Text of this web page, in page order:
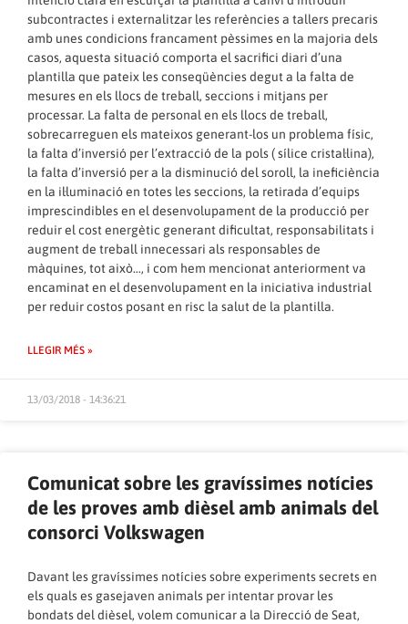
subcontractes i externalitzar les referències a tallers precaris
amb unes condicions francament pèssimes en la majoria dels
casos, aquesta situació comporta el sacrifici diari d’una
plantilla que pateix les conseqüències degut a la falta de
mesures en els llocs de treball, seccions i mitjans per
processar. La falta de personal en els llocs de treball,
sobrecarreguen els mateixos generant-los un problema físic,
la falta d’inversió per l’extracció de la pols ( sílice cristal·lina),
la falta d’inversió per a la disminució del soroll, la ineficiència
en la il·luminació en totes les seccions, la retirada d’equips
imprescindibles en el desenvolupament de la producció per
reduir el cost energètic generant dificultat, responsabilitats i
augment de treball innecessari als responsables de
màquines, tot això…, i com hem mencionat anteriorment va
encaminat en el desenvolupament en la iniciativa industrial
per reduir costos posant en risc la salut de la plantilla.
LLEGIR MÉS »
13/03/2018 - 14:36:21
Comunicat sobre les gravíssimes notícies
de les proves amb dièsel amb animals del
consorci Volkswagen
Davant les gravíssimes notícies sobre experiments secrets en
els quals es gasejaven animals per intentar provar les
bondats del dièsel, volem comunicar a la Direcció de Seat,